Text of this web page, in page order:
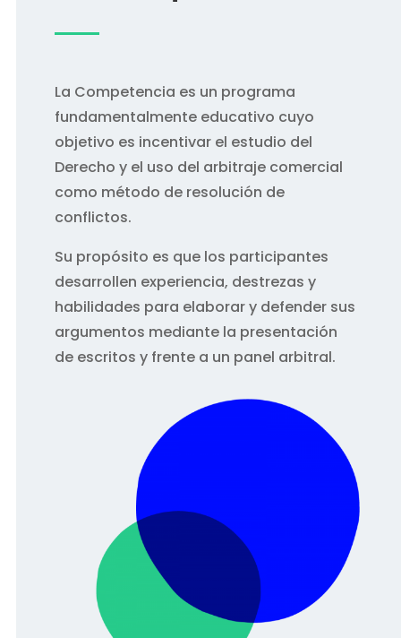
La Competencia es un programa
fundamentalmente educativo cuyo
objetivo es incentivar el estudio del
Derecho y el uso del arbitraje comercial
como método de resolución de
conflictos.
Su propósito es que los participantes
desarrollen experiencia, destrezas y
habilidades para elaborar y defender sus
argumentos mediante la presentación
de escritos y frente a un panel arbitral.